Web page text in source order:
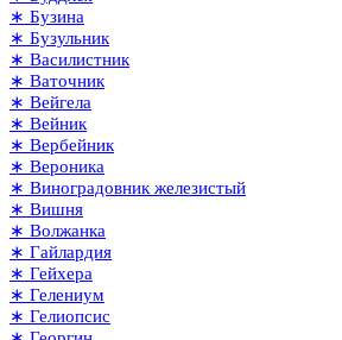
∗ Бузина
∗ Бузульник
∗ Василистник
∗ Ваточник
∗ Вейгела
∗ Вейник
∗ Вербейник
∗ Вероника
∗ Виноградовник железистый
∗ Вишня
∗ Волжанка
∗ Гайлардия
∗ Гейхера
∗ Гелениум
∗ Гелиопсис